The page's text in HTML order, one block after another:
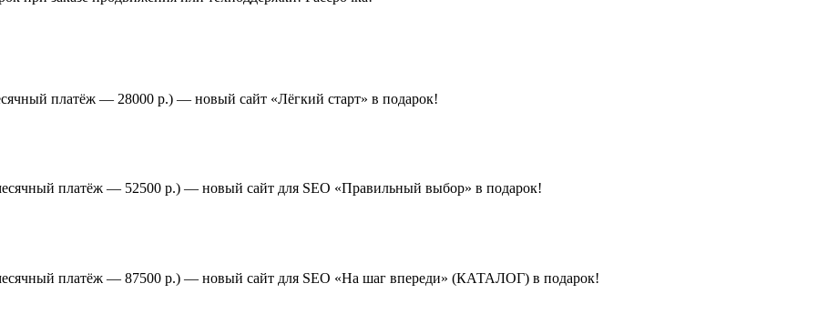
платёж — 28000 р.) — новый сайт «Лёгкий старт» в подарок!
платёж — 52500 р.) — новый сайт для SEO «Правильный выбор» в подарок!
платёж — 87500 р.) — новый сайт для SEO «На шаг впереди» (КАТАЛОГ) в подарок!